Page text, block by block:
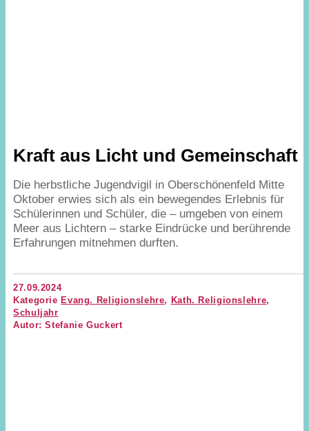
Kraft aus Licht und Gemeinschaft
Die herbstliche Jugendvigil in Oberschönenfeld Mitte
Oktober erwies sich als ein bewegendes Erlebnis für
Schülerinnen und Schüler, die – umgeben von einem
Meer aus Lichtern – starke Eindrücke und berührende
Erfahrungen mitnehmen durften.
27.09.2024
Kategorie Evang. Religionslehre, Kath. Religionslehre,
Schuljahr
Autor: Stefanie Guckert